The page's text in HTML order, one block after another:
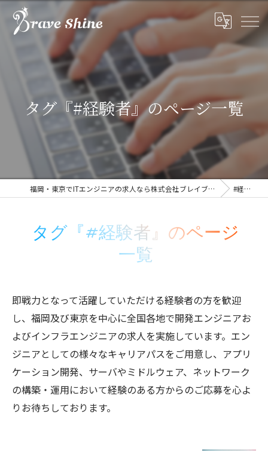
タグ『#経験者』のページ一覧
福岡・東京でITエンジニアの求人なら株式会社ブレイブシャイン #経験者
タグ『#経験者』のページ
一覧
即戦力となって活躍していただける経験者の方を歓迎
し、福岡及び東京を中心に全国各地で開発エンジニアお
よびインフラエンジニアの求人を実施しています。エン
ジニアとしての様々なキャリアパスをご用意し、アプリ
ケーション開発、サーバやミドルウェア、ネットワーク
の構築・運用において経験のある方からのご応募を心よ
りお待ちしております。